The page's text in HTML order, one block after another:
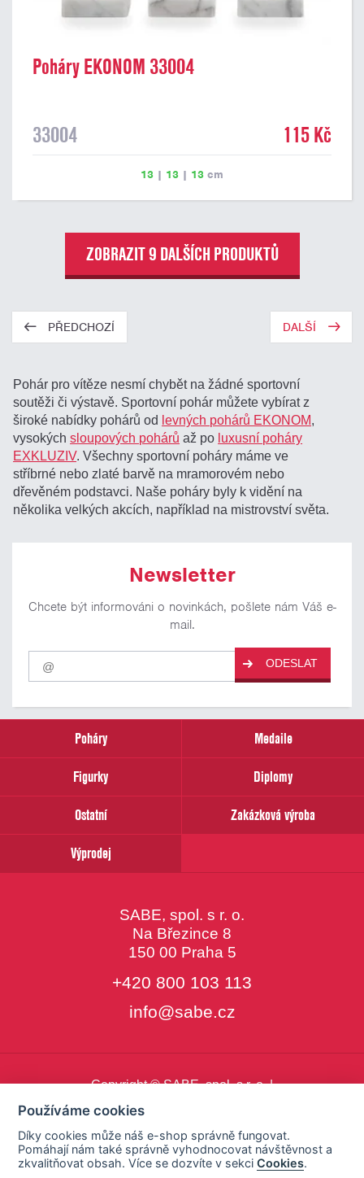
Poháry EKONOM 33004
33004 115 Kč
13 | 13 | 13 cm
ZOBRAZIT 9 DALŠÍCH PRODUKTŮ
PŘEDCHOZÍ DALŠÍ
Pohár pro vítěze nesmí chybět na žádné sportovní
soutěži či výstavě. Sportovní pohár můžete vybírat z
široké nabídky pohárů od levných pohárů EKONOM,
vysokýchsloupových pohárů až po luxusní poháry
EXKLUZIV. Všechny sportovní poháry máme ve
stříbrné nebo zlaté barvě na mramorovém nebo
dřevěném podstavci. Naše poháry byly k vidění na
několika velkých akcích, například na mistrovství světa.
Newsletter
Chcete být informováni o novinkách, pošlete nám Váš e-
mail.
Pro
odběr
našich
email
ODESLAT
Poháry
Medaile
Figurky
Diplomy
Ostatní
Zakázková výroba
Výprodej
SABE, spol. s r. o.
Na Březince 8
150 00 Praha 5
+420 800 103 113
info@sabe.cz
Copyright © SABE, spol. s r. o. |
Používáme cookies
Díky cookies může náš e-shop správně fungovat.
Pomáhají nám také správně vyhodnocovat návštěvnost a
zkvalitňovat obsah. Více se dozvíte v sekciCookies.